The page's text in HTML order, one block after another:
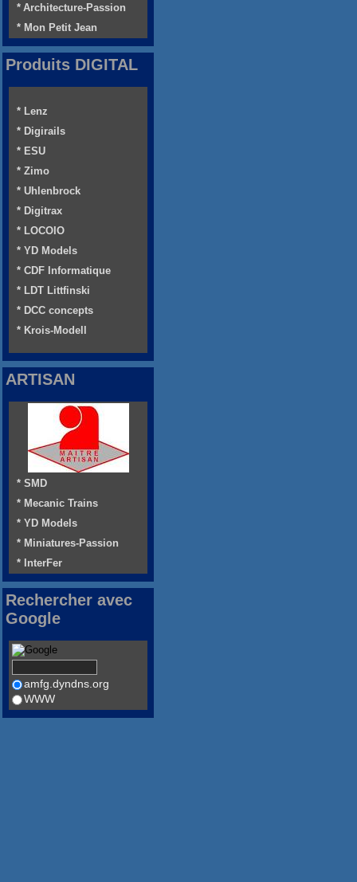
* Architecture-Passion
* Mon Petit Jean
Produits DIGITAL
* Lenz
* Digirails
* ESU
* Zimo
* Uhlenbrock
* Digitrax
* LOCOIO
* YD Models
* CDF Informatique
* LDT Littfinski
* DCC concepts
* Krois-Modell
ARTISAN
* SMD
* Mecanic Trains
* YD Models
* Miniatures-Passion
* InterFer
Rechercher avec
Google
amfg.dyndns.org
WWW